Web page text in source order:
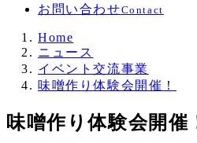
お問い合わせContact
Home
ニュース
イベント交流事業
味噌作り体験会開催！
味噌作り体験会開催